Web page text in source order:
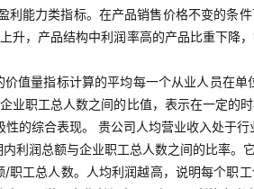
能力类指标。在产品销售价格不变的条
升，产品结构中利润率高的产品比重下
价值量指标计算的平均每一个从业人员在
业职工总人数之间的比值，表示在一定
的综合表现。 贵公司人均营业收入处于
利润总额与企业职工总人数之间的比率
工总人数。人均利润越高，说明每个职